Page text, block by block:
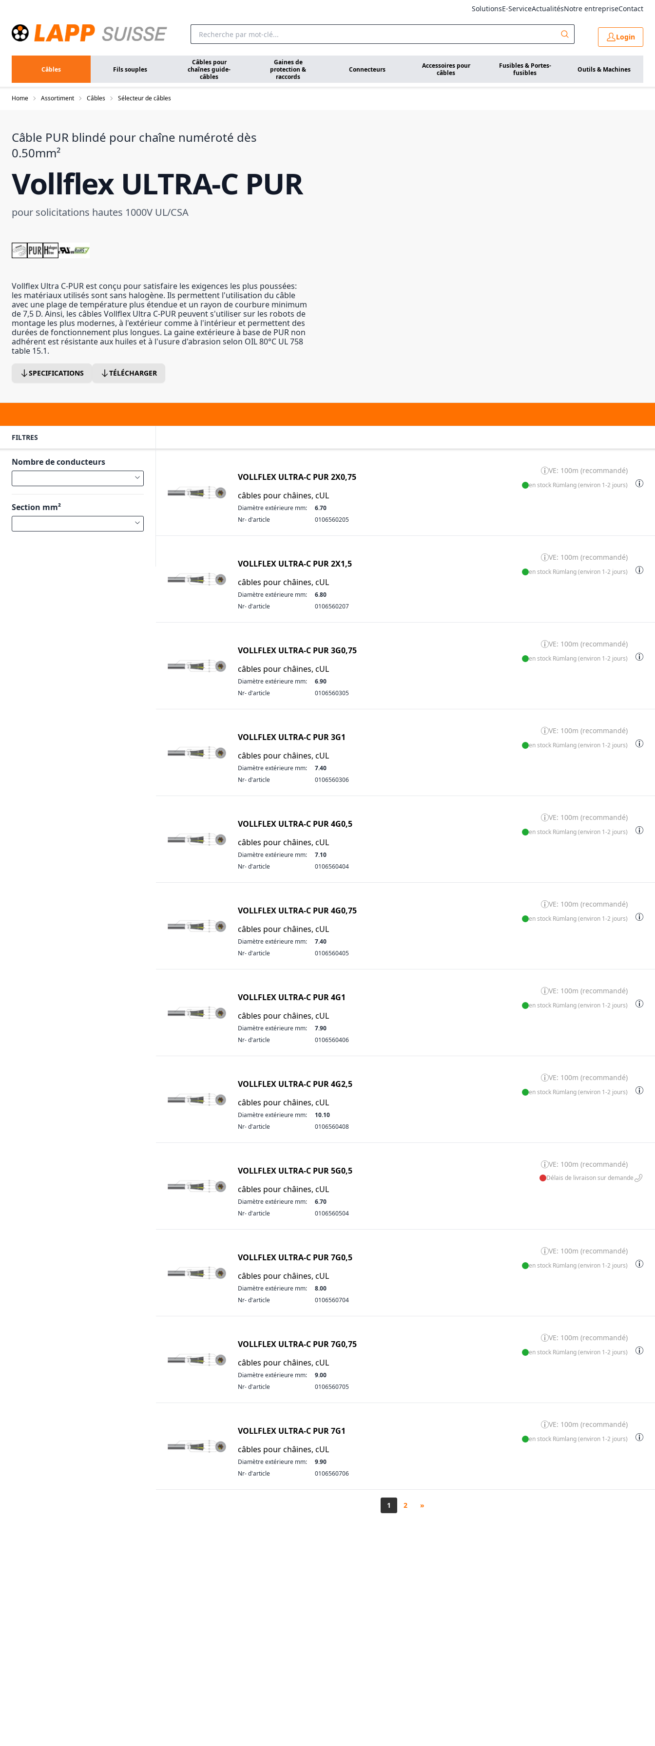
SolutionsE-ServiceActualitésNotre entrepriseContact
Login
Câbles Fils souples
Câbles pour
chaînes guide-
câbles
Gaines de
protection &
raccords
Connecteurs
Accessoires pour
câbles
Fusibles & Portes-
fusibles
Outils & Machines
Home Assortiment Câbles Sélecteur de câbles
Câble PUR blindé pour chaîne numéroté dès
0.50mm²
Vollflex ULTRA-C PUR
pour solicitations hautes 1000V UL/CSA
Vollflex Ultra C-PUR est conçu pour satisfaire les exigences les plus poussées:
les matériaux utilisés sont sans halogène. Ils permettent l'utilisation du câble
avec une plage de température plus étendue et un rayon de courbure minimum
de 7,5 D. Ainsi, les câbles Vollflex Ultra C-PUR peuvent s'utiliser sur les robots de
montage les plus modernes, à l'extérieur comme à l'intérieur et permettent des
durées de fonctionnement plus longues. La gaine extérieure à base de PUR non
adhérent est résistante aux huiles et à l'usure d'abrasion selon OIL 80°C UL 758
table 15.1.
SPECIFICATIONS TÉLÉCHARGER
VOLLFLEX ULTRA-C PUR 2X0,75
câbles pour châines, cUL
Diamètre extérieure mm:
6.70
Nr- d'article
0106560205
VE: 100m (recommandé)
en stock Rümlang (environ 1-2 jours)
VOLLFLEX ULTRA-C PUR 2X1,5
câbles pour châines, cUL
Diamètre extérieure mm:
6.80
Nr- d'article
0106560207
VE: 100m (recommandé)
en stock Rümlang (environ 1-2 jours)
VOLLFLEX ULTRA-C PUR 3G0,75
câbles pour châines, cUL
Diamètre extérieure mm:
6.90
Nr- d'article
0106560305
VE: 100m (recommandé)
en stock Rümlang (environ 1-2 jours)
VOLLFLEX ULTRA-C PUR 3G1
câbles pour châines, cUL
Diamètre extérieure mm:
7.40
Nr- d'article
0106560306
VE: 100m (recommandé)
en stock Rümlang (environ 1-2 jours)
VOLLFLEX ULTRA-C PUR 4G0,5
câbles pour châines, cUL
Diamètre extérieure mm:
7.10
Nr- d'article
0106560404
VE: 100m (recommandé)
en stock Rümlang (environ 1-2 jours)
VOLLFLEX ULTRA-C PUR 4G0,75
câbles pour châines, cUL
Diamètre extérieure mm:
7.40
Nr- d'article
0106560405
VE: 100m (recommandé)
en stock Rümlang (environ 1-2 jours)
VOLLFLEX ULTRA-C PUR 4G1
câbles pour châines, cUL
Diamètre extérieure mm:
7.90
Nr- d'article
0106560406
VE: 100m (recommandé)
en stock Rümlang (environ 1-2 jours)
VOLLFLEX ULTRA-C PUR 4G2,5
câbles pour châines, cUL
Diamètre extérieure mm:
10.10
Nr- d'article
0106560408
VE: 100m (recommandé)
en stock Rümlang (environ 1-2 jours)
VOLLFLEX ULTRA-C PUR 5G0,5
câbles pour châines, cUL
Diamètre extérieure mm:
6.70
Nr- d'article
0106560504
VE: 100m (recommandé)
Délais de livraison sur demande
VOLLFLEX ULTRA-C PUR 7G0,5
câbles pour châines, cUL
Diamètre extérieure mm:
8.00
Nr- d'article
0106560704
VE: 100m (recommandé)
en stock Rümlang (environ 1-2 jours)
VOLLFLEX ULTRA-C PUR 7G0,75
câbles pour châines, cUL
Diamètre extérieure mm:
9.00
Nr- d'article
0106560705
VE: 100m (recommandé)
en stock Rümlang (environ 1-2 jours)
VOLLFLEX ULTRA-C PUR 7G1
câbles pour châines, cUL
Diamètre extérieure mm:
9.90
Nr- d'article
0106560706
VE: 100m (recommandé)
en stock Rümlang (environ 1-2 jours)
1 2 »
FILTRES
Nombre de conducteurs
Section mm²